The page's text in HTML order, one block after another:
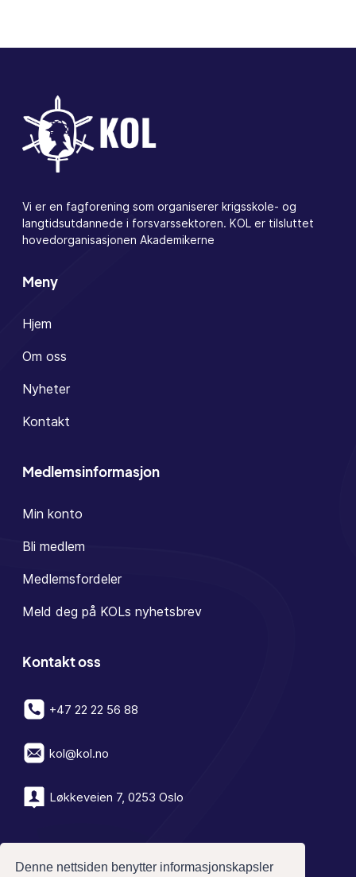
Denne nettsiden benytter informasjonskapsler
Vi er en fagforening som organiserer krigsskole- og
langtidsutdannede i forsvarssektoren. KOL er tilsluttet
hovedorganisasjonen Akademikerne
Meny
Hjem
Om oss
Nyheter
Kontakt
Medlemsinformasjon
Min konto
Bli medlem
Medlemsfordeler
Meld deg på KOLs nyhetsbrev
Kontakt oss
+47 22 22 56 88
kol@kol.no
Løkkeveien 7, 0253 Oslo